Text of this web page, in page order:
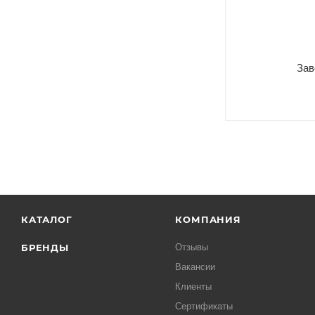
КАТАЛОГ
БРЕНДЫ
КОМПАНИЯ
Отзывы
Вакансии
Клиенты
Сертификаты